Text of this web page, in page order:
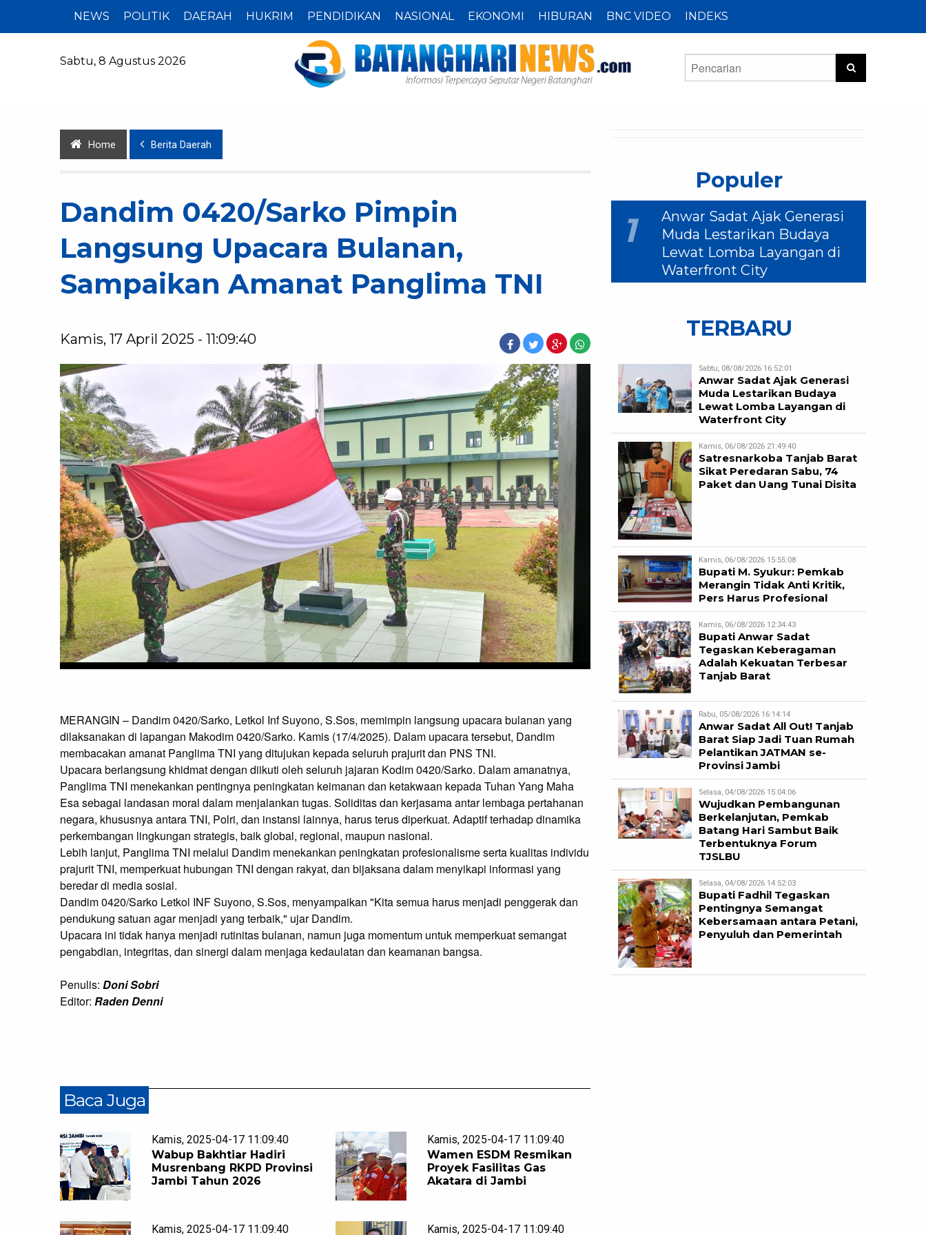
NEWS POLITIK DAERAH HUKRIM PENDIDIKAN NASIONAL EKONOMI HIBURAN BNC VIDEO INDEKS
Sabtu, 8 Agustus 2026
Home Berita Daerah
Dandim 0420/Sarko Pimpin
Langsung Upacara Bulanan,
Sampaikan Amanat Panglima TNI
Kamis, 17 April 2025 - 11:09:40
MERANGIN – Dandim 0420/Sarko, Letkol Inf Suyono, S.Sos, memimpin langsung upacara bulanan yang
dilaksanakan di lapangan Makodim 0420/Sarko. Kamis (17/4/2025). Dalam upacara tersebut, Dandim
membacakan amanat Panglima TNI yang ditujukan kepada seluruh prajurit dan PNS TNI.
Upacara berlangsung khidmat dengan diikuti oleh seluruh jajaran Kodim 0420/Sarko. Dalam amanatnya,
Panglima TNI menekankan pentingnya peningkatan keimanan dan ketakwaan kepada Tuhan Yang Maha
Esa sebagai landasan moral dalam menjalankan tugas. Soliditas dan kerjasama antar lembaga pertahanan
negara, khususnya antara TNI, Polri, dan instansi lainnya, harus terus diperkuat. Adaptif terhadap dinamika
perkembangan lingkungan strategis, baik global, regional, maupun nasional.
Lebih lanjut, Panglima TNI melalui Dandim menekankan peningkatan profesionalisme serta kualitas individu
prajurit TNI, memperkuat hubungan TNI dengan rakyat, dan bijaksana dalam menyikapi informasi yang
beredar di media sosial.
Dandim 0420/Sarko Letkol INF Suyono, S.Sos, menyampaikan "Kita semua harus menjadi penggerak dan
pendukung satuan agar menjadi yang terbaik," ujar Dandim.
Upacara ini tidak hanya menjadi rutinitas bulanan, namun juga momentum untuk memperkuat semangat
pengabdian, integritas, dan sinergi dalam menjaga kedaulatan dan keamanan bangsa.
Penulis: Doni Sobri
Editor: Raden Denni
Baca Juga
Kamis, 2025-04-17 11:09:40
Wabup Bakhtiar Hadiri
Musrenbang RKPD Provinsi
Jambi Tahun 2026
Kamis, 2025-04-17 11:09:40
Wamen ESDM Resmikan
Proyek Fasilitas Gas
Akatara di Jambi
Kamis, 2025-04-17 11:09:40 Kamis, 2025-04-17 11:09:40
Populer
1
Anwar Sadat Ajak Generasi
Muda Lestarikan Budaya
Lewat Lomba Layangan di
Waterfront City
TERBARU
Sabtu, 08/08/2026 16:52:01
Anwar Sadat Ajak Generasi
Muda Lestarikan Budaya
Lewat Lomba Layangan di
Waterfront City
Kamis, 06/08/2026 21:49:40
Satresnarkoba Tanjab Barat
Sikat Peredaran Sabu, 74
Paket dan Uang Tunai Disita
Kamis, 06/08/2026 15:55:08
Bupati M. Syukur: Pemkab
Merangin Tidak Anti Kritik,
Pers Harus Profesional
Kamis, 06/08/2026 12:34:43
Bupati Anwar Sadat
Tegaskan Keberagaman
Adalah Kekuatan Terbesar
Tanjab Barat
Rabu, 05/08/2026 16:14:14
Anwar Sadat All Out! Tanjab
Barat Siap Jadi Tuan Rumah
Pelantikan JATMAN se-
Provinsi Jambi
Selasa, 04/08/2026 15:04:06
Wujudkan Pembangunan
Berkelanjutan, Pemkab
Batang Hari Sambut Baik
Terbentuknya Forum
TJSLBU
Selasa, 04/08/2026 14:52:03
Bupati Fadhil Tegaskan
Pentingnya Semangat
Kebersamaan antara Petani,
Penyuluh dan Pemerintah